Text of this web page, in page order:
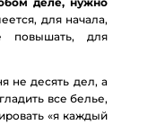
для начала,
повышать, для
не десять дел, а
все белье,
«я каждый